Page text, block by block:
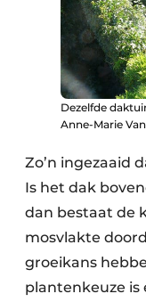
Dezelfde
Anne-Marie
Zo’n ingezaaid
Is het dak
dan bestaat de
mosvlakte
groeikans
plantenkeuze is